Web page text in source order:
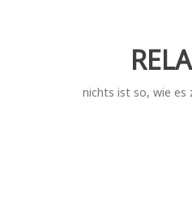
nichts ist so, wie es